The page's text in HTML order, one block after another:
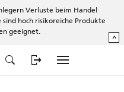
Verluste beim Handel
hoch risikoreiche Produkte
geeignet.
^